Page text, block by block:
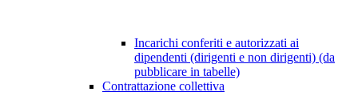
Incarichi conferiti e autorizzati ai
dipendenti (dirigenti e non dirigenti) (da
pubblicare in tabelle)
Contrattazione collettiva